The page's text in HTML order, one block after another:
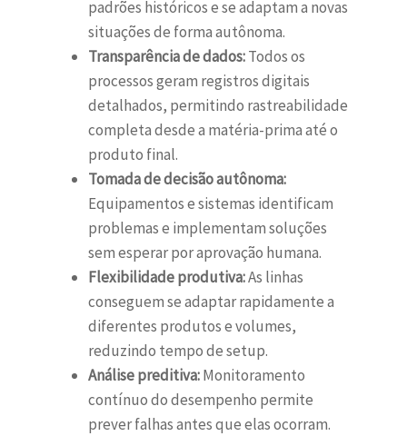
padrões históricos e se adaptam a novas
situações de forma autônoma.
Transparência de dados:Todos os
processos geram registros digitais
detalhados, permitindo rastreabilidade
completa desde a matéria-prima até o
produto final.
Tomada de decisão autônoma:
Equipamentos e sistemas identificam
problemas e implementam soluções
sem esperar por aprovação humana.
Flexibilidade produtiva:As linhas
conseguem se adaptar rapidamente a
diferentes produtos e volumes,
reduzindo tempo de setup.
Análise preditiva:Monitoramento
contínuo do desempenho permite
prever falhas antes que elas ocorram.